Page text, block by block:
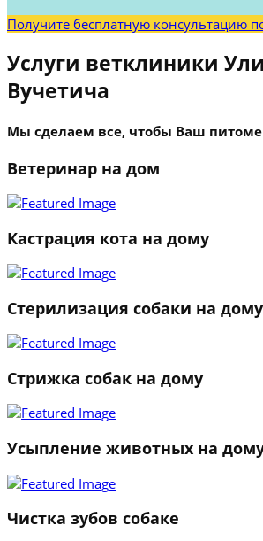
Получите бесплатную консультацию
Услуги ветклиники
Вучетича
Мы сделаем все, чтобы Ваш
Ветеринар на дом
Кастрация кота на дому
Стерилизация собаки на дому
Стрижка собак на дому
Усыпление животных на
Чистка зубов собаке